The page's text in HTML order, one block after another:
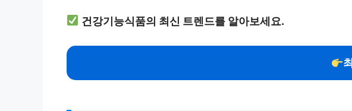
건강기능식품의 최신 트렌드를 알아보세요.